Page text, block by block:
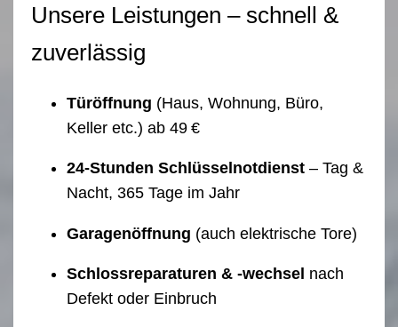
Unsere Leistungen – schnell &
zuverlässig
Türöffnung (Haus, Wohnung, Büro,
Keller etc.) ab 49 €
24-Stunden Schlüsselnotdienst – Tag &
Nacht, 365 Tage im Jahr
Garagenöffnung (auch elektrische Tore)
Schlossreparaturen & -wechsel nach
Defekt oder Einbruch